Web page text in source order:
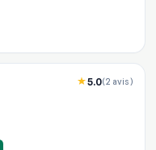
5.0(2 avis)